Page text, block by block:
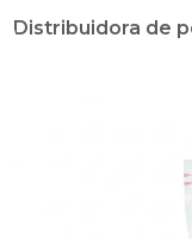
Distribuidora de